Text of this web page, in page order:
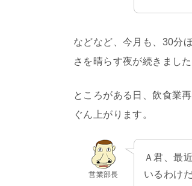
などなど、今月も、30分
さを晴らす夜が続きました
ところがある日、飲食業
ぐん上がります。
営業部長
Ａ君、最
いるわけ